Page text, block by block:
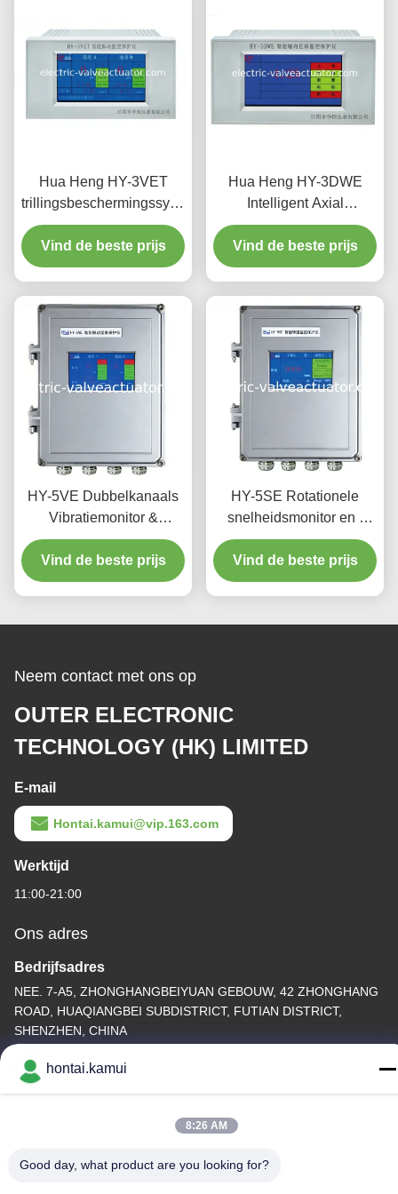
Hua Heng HY-3VET
trillingsbeschermingssysteem
met amplitude- en
intensiteitsbewaking
Vind de beste prijs
Hua Heng HY-3DWE
Intelligent Axial
Displacement &
Differential Expansion
Monitor
Vind de beste prijs
HY-5VE Dubbelkanaals
Vibratiemonitor &
Protector met 4,3-inch
TFT LCD Touchscreen en
IP56 Waterdichte
Vind de beste prijs
HY-5SE Rotationele
snelheidsmonitor en -
beschermer met 4,3 inch
TFT LCD touchscreen,
RS485-communicatie en
behuizing
Vind de beste prijs
Neem contact met ons op
OUTER ELECTRONIC
TECHNOLOGY (HK) LIMITED
E-mail
Hontai.kamui@vip.163.com
Werktijd
11:00-21:00
Ons adres
Bedrijfsadres
NEE. 7-A5, ZHONGHANGBEIYUAN GEBOUW, 42 ZHONGHANG
ROAD, HUAQIANGBEI SUBDISTRICT, FUTIAN DISTRICT,
SHENZHEN, CHINA
Fabrieksadres
hontai.kamui
8:26 AM
Good day, what product are you looking for?